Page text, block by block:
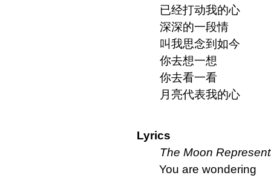
已经打动我的心
深深的一段情
叫我思念到如今
你去想一想
你去看一看
月亮代表我的心
Lyrics
The Moon
You are wondering